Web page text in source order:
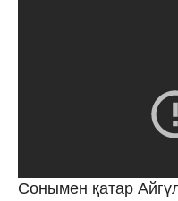
Сонымен қатар